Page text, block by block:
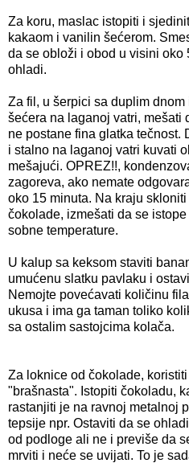
Za koru, maslac istopiti i
kakaom i vanilin šećerom.
da se obloži i obod u visini oko
ohladi.
Za fil, u šerpici sa duplim
šećera na laganoj vatri, mešati
ne postane fina glatka tečnost.
i stalno na laganoj vatri kuvati
mešajući. OPREZ!!,
zagoreva, ako nemate
oko 15 minuta. Na kraju
čokolade, izmešati da se
sobne temperature.
U kalup sa keksom staviti
umućenu slatku pavlaku i
Nemojte povećavati količinu
ukusa i ima ga taman toliko
sa ostalim sastojcima kolača.
Za loknice od čokolade,
"brašnasta". Istopiti čokoladu,
rastanjiti je na ravnoj metalnoj
tepsije npr. Ostaviti da se
od podloge ali ne i previše da
mrviti i neće se uvijati. To je